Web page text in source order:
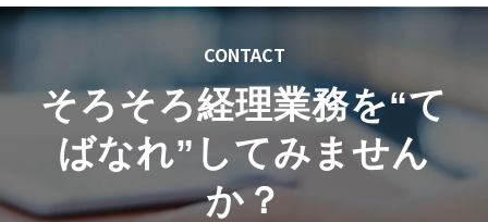
CONTACT
そろそろ経理業務を“て
ばなれ”してみません
か？